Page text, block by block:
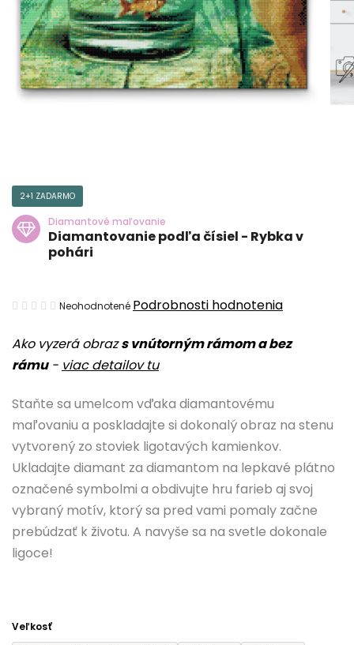
Ako vyzerá obrazs vnútorným rámom a bez
rámu- viac detailov tu
Staňte sa umelcom vďaka diamantovému
maľovaniu a poskladajte si dokonalý obraz na stenu
vytvorený zo stoviek ligotavých kamienkov.
Ukladajte diamant za diamantom na lepkavé plátno
označené symbolmi a obdivujte hru farieb aj svoj
vybraný motív, ktorý sa pred vami pomaly začne
prebúdzať k životu. A navyše sa na svetle dokonale
ligoce!
Veľkosť
2+1 ZADARMO
Diamantové maľovanie
Diamantovanie podľa čísiel - Rybka v
pohári
Priemerné
produktu
je
z
5
hviezdičiek.
Neohodnotené Podrobnosti hodnotenia